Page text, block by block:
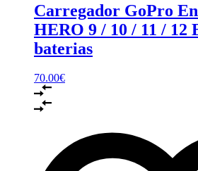
Carregador GoPro
HERO 9 / 10 / 11 / 12
baterias
70.00€